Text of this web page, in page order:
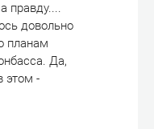
правду....
довольно
планам
Да,
этом -